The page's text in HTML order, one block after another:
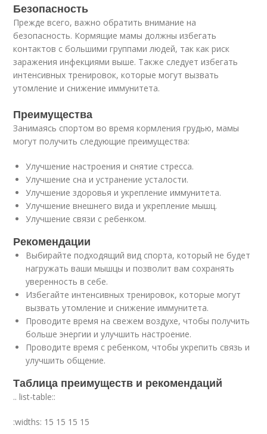
Безопасность
Прежде всего, важно обратить внимание на
безопасность. Кормящие мамы должны избегать
контактов с большими группами людей, так как риск
заражения инфекциями выше. Также следует избегать
интенсивных тренировок, которые могут вызвать
утомление и снижение иммунитета.
Преимущества
Занимаясь спортом во время кормления грудью, мамы
могут получить следующие преимущества:
Улучшение настроения и снятие стресса.
Улучшение сна и устранение усталости.
Улучшение здоровья и укрепление иммунитета.
Улучшение внешнего вида и укрепление мышц.
Улучшение связи с ребенком.
Рекомендации
Выбирайте подходящий вид спорта, который не будет
нагружать ваши мышцы и позволит вам сохранять
уверенность в себе.
Избегайте интенсивных тренировок, которые могут
вызвать утомление и снижение иммунитета.
Проводите время на свежем воздухе, чтобы получить
больше энергии и улучшить настроение.
Проводите время с ребенком, чтобы укрепить связь и
улучшить общение.
Таблица преимуществ и рекомендаций
.. list-table::
:widths: 15 15 15 15